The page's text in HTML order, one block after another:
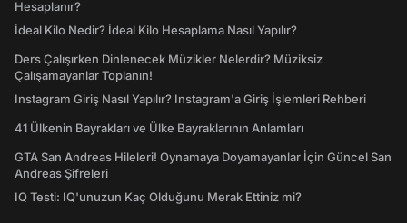
Hesaplanır?
İdeal Kilo Nedir? İdeal Kilo Hesaplama Nasıl Yapılır?
Ders Çalışırken Dinlenecek Müzikler Nelerdir? Müziksiz
Çalışamayanlar Toplanın!
Instagram Giriş Nasıl Yapılır? Instagram'a Giriş İşlemleri Rehberi
41 Ülkenin Bayrakları ve Ülke Bayraklarının Anlamları
GTA San Andreas Hileleri! Oynamaya Doyamayanlar İçin Güncel San
Andreas Şifreleri
IQ Testi: IQ'unuzun Kaç Olduğunu Merak Ettiniz mi?